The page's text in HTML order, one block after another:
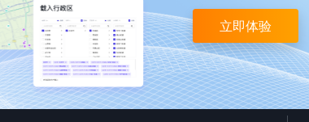
立即体验